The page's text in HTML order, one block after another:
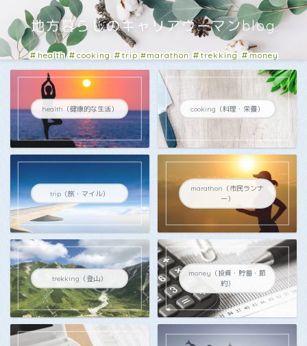
地方暮らしのキャリアウーマンblog
＃health ＃cooking ＃trip #marathon ＃trekking ＃money
health（健康的な生活） cooking（料理・栄養）
trip（旅・マイル）
marathon（市民ランナ
ー）
trekking（登山）
money（投資・貯蓄・節
約）